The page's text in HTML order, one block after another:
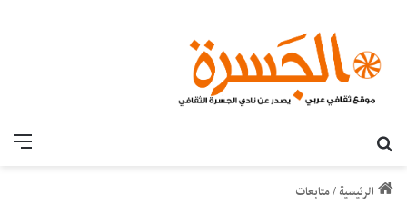
الرئيسية /متابعات